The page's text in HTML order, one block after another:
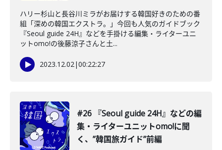
ハリー杉山と長谷川ミラがお届けする韓国好きのための番
組「深めの韓国エクストラ。」今回も人気のガイドブック
『Seoul guide 24H』などを手掛ける編集・ライターユニ
ットomo!の後藤涼子さんと土...
2023.12.02|00:22:27
#26 『Seoul guide 24H』などの編
集・ライターユニットomo!に聞
く、”韓国旅ガイド”前編